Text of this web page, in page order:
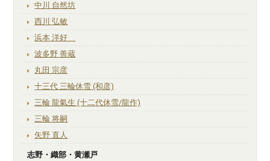
中川 自然坊
西川 弘敏
浜本 洋好
波多野 善蔵
丸田 宗彦
十三代 三輪休雪 (和彦)
三輪 龍氣生 (十二代休雪/龍作)
三輪 将嗣
矢野 直人
志野・織部・黄瀬戸